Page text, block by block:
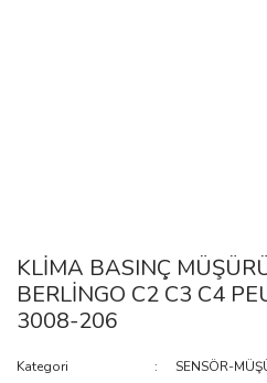
KLİMA BASINÇ
BERLİNGO C2 C3 C4
3008-206
Kategori SENSÖR-